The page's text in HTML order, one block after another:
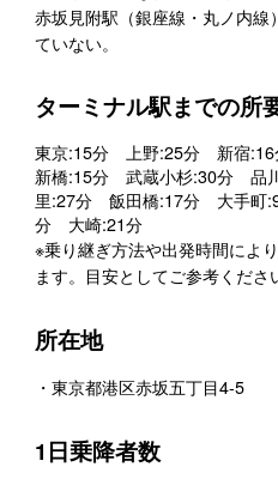
赤坂見附駅（銀座線・丸ノ内
ていない。
ターミナル駅までの所
東京:15分 上野:25分 新宿
新橋:15分 武蔵小杉:30分 品
里:27分 飯田橋:17分 大手町
分 大崎:21分
※乗り継ぎ方法や出発時間によ
ます。目安としてご参考くださ
所在地
・東京都港区赤坂五丁目4-5
1日乗降者数